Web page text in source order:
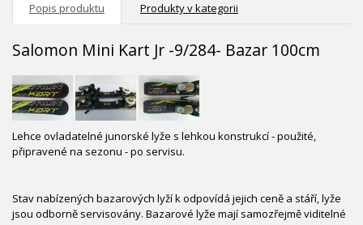
Popis produktu Produkty v kategorii
Salomon Mini Kart Jr -9/284- Bazar 100cm
Lehce ovladatelné junorské lyže s lehkou konstrukcí - použité,
připravené na sezonu - po servisu.
Stav nabízených bazarových lyží k odpovídá jejich ceně a stáří, lyže
jsou odborně servisovány. Bazarové lyže mají samozřejmě viditelné